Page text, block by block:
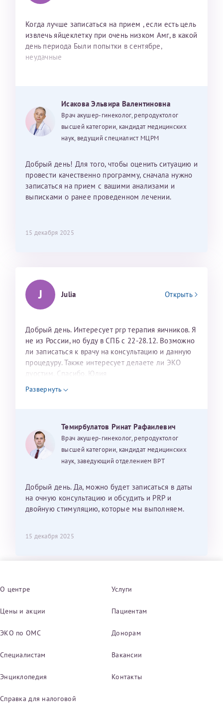
Когда лучше записаться на прием , если есть цель
извлечь яйцеклетку при очень низком Амг, в какой
день периода Были попытки в сентябре,
неудачные
Исакова Эльвира Валентиновна
Врач акушер-гинеколог, репродуктолог
высшей категории, кандидат медицинских
наук, ведущий специалист МЦРМ
Добрый день! Для того, чтобы оценить ситуацию и
провести качественно программу, сначала нужно
записаться на прием с вашими анализами и
выписками о ранее проведенном лечении.
15 декабря 2025
J Julia Открыть
Добрый день. Интересует prp терапия яичников. Я
не из России, но буду в СПБ с 22-28.12. Возможно
ли записаться к врачу на консультацию и данную
процедуру. Также интересует делаете ли ЭКО
дуостим. Спасибо. Юлия
Развернуть
Темирбулатов Ринат Рафаилевич
Врач акушер-гинеколог, репродуктолог
высшей категории, кандидат медицинских
наук, заведующий отделением ВРТ
Добрый день. Да, можно будет записаться в даты
на очную консультацию и обсудить и PRP и
двойную стимуляцию, которые мы выполняем.
15 декабря 2025
О центре Услуги
Цены и акции Пациентам
ЭКО по ОМС Донорам
Специалистам Вакансии
Энциклопедия Контакты
Справка для налоговой